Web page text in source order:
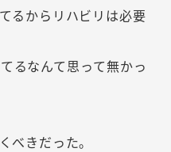
るからリハビリは必要
るなんて思って無かっ
べきだった。